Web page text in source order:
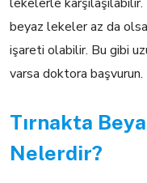
beyaz lekeler az da
işareti olabilir. Bu gibi
varsa doktora başvurun.
Tırnakta
Nelerdir?